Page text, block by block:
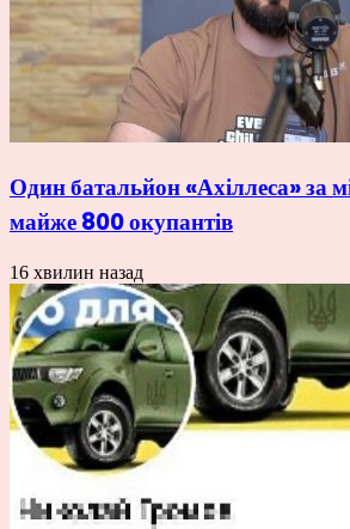
Один батальйон «Ахіллеса» за
майже 800 окупантів
16 хвилин назад